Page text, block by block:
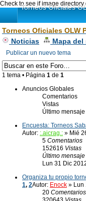
Check to see if image
Torneos Oficiales
Torneos Oficiales OLW
Noticias
Mapa del
Publicar un nuevo tema
1 tema • Página 1 de 1
Anuncios Globales
Comentarios
Vistas
Último mensaje
Encuesta: Torneos
Autor: :.aicrag.: » Mié
5 Comentarios
152616 Vistas
Último mensaje
Lun 31 Dic
Organiza tu propio
1, 2Autor: Enock » Lun
20 Comentarios